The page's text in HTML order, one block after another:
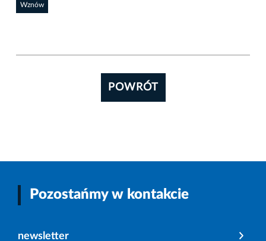
Wznów
POWRÓT
Pozostańmy w kontakcie
newsletter